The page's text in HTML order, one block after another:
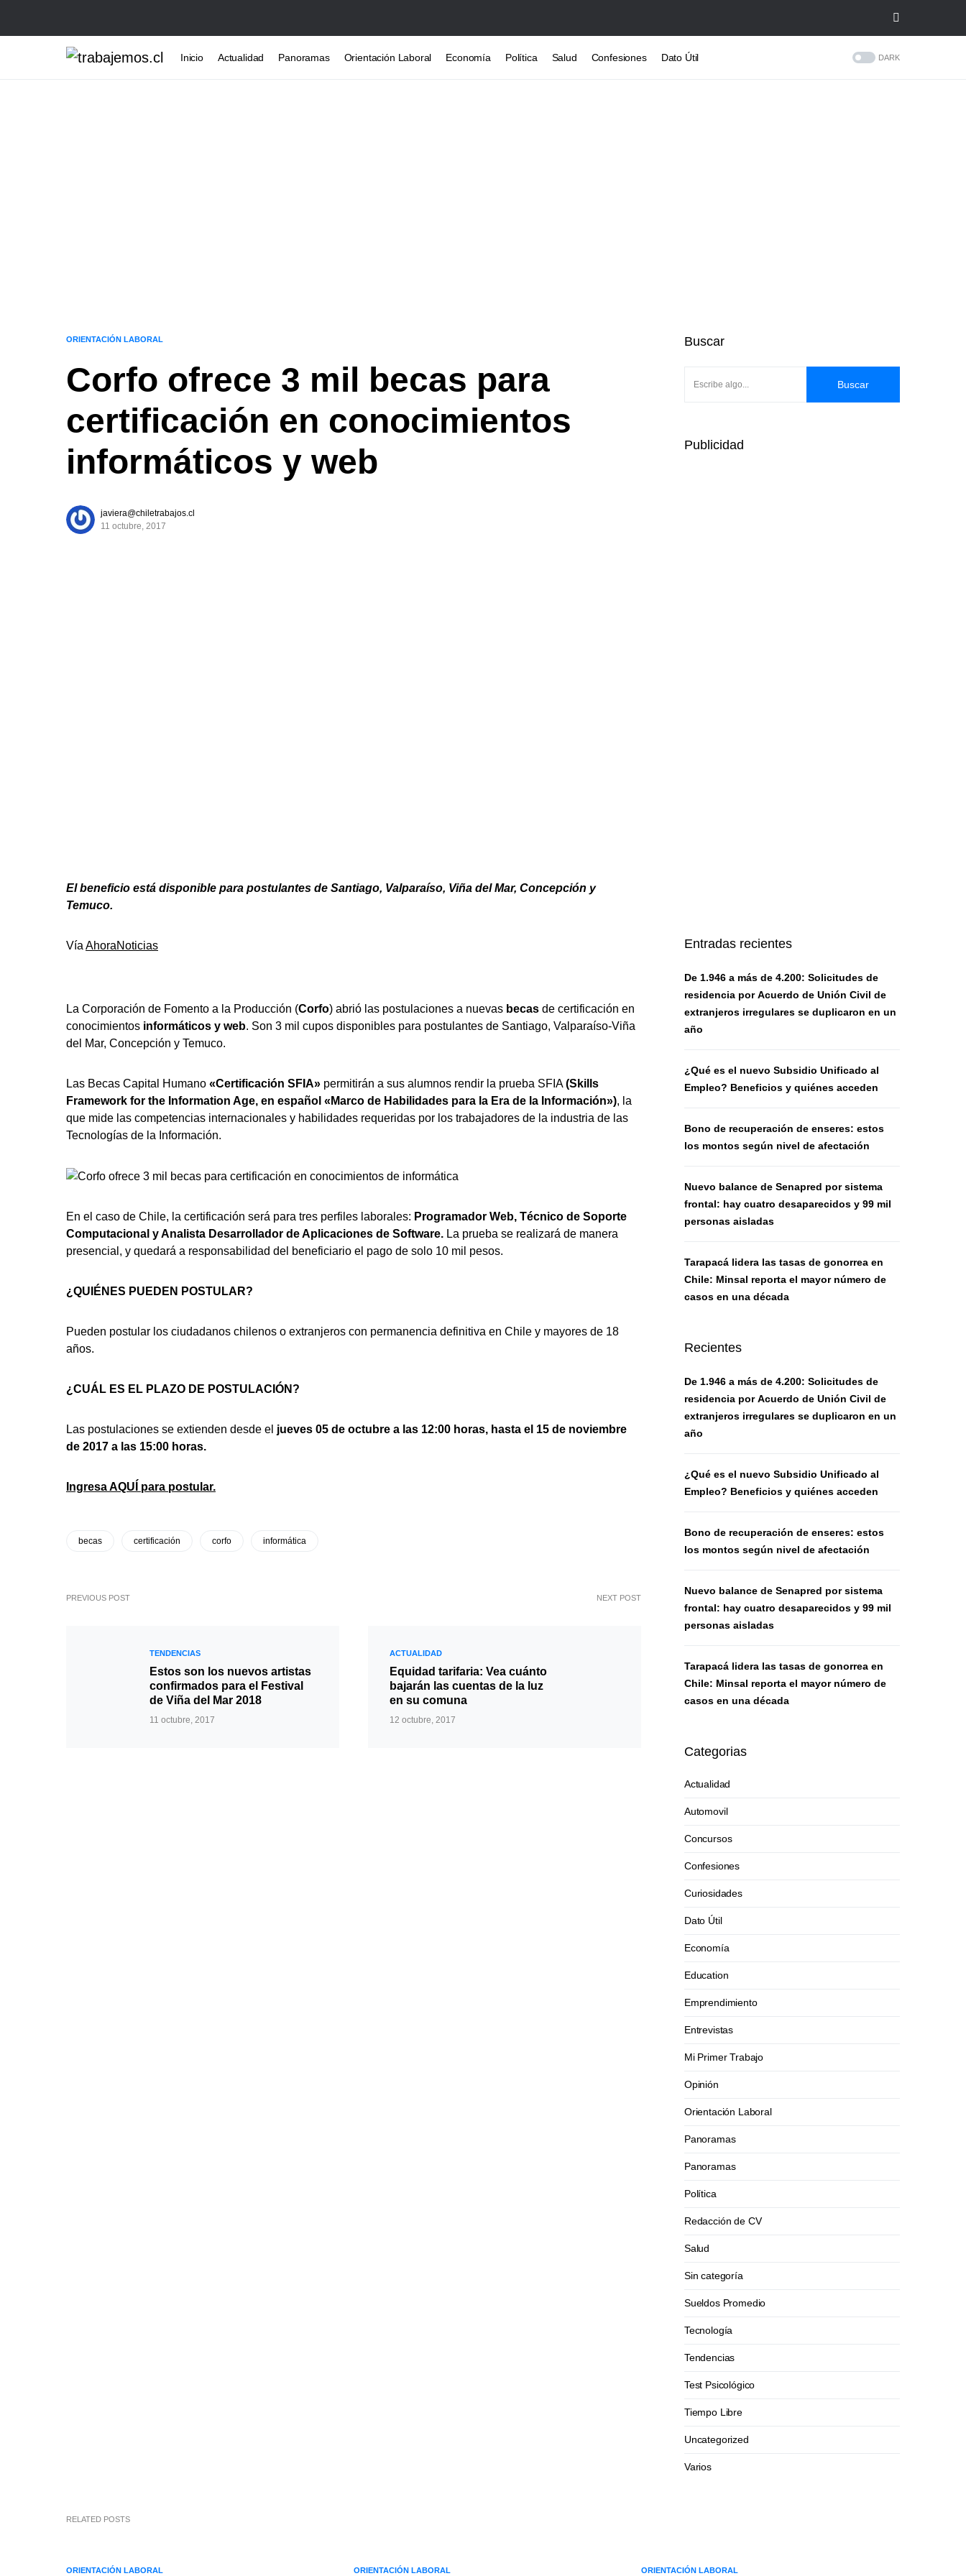
Inicio Actualidad Panoramas Orientación Laboral Economía Política Salud Confesiones Dato Útil DARK
ORIENTACIÓN LABORAL
Corfo ofrece 3 mil becas para
certificación en conocimientos
informáticos y web
javiera@chiletrabajos.cl
11 octubre, 2017
El beneficio está disponible para postulantes de Santiago, Valparaíso, Viña del Mar, Concepción y
Temuco.
Vía AhoraNoticias
La Corporación de Fomento a la Producción (Corfo) abrió las postulaciones a nuevas becas de certificación en
conocimientos informáticos y web. Son 3 mil cupos disponibles para postulantes de Santiago, Valparaíso-Viña
del Mar, Concepción y Temuco.
Las Becas Capital Humano «Certificación SFIA» permitirán a sus alumnos rendir la prueba SFIA(Skills
Framework for the Information Age, en español «Marco de Habilidades para la Era de la Información»), la
que mide las competencias internacionales y habilidades requeridas por los trabajadores de la industria de las
Tecnologías de la Información.
En el caso de Chile, la certificación será para tres perfiles laborales: Programador Web, Técnico de Soporte
Computacional y Analista Desarrollador de Aplicaciones de Software. La prueba se realizará de manera
presencial, y quedará a responsabilidad del beneficiario el pago de solo 10 mil pesos.
¿QUIÉNES PUEDEN POSTULAR?
Pueden postular los ciudadanos chilenos o extranjeros con permanencia definitiva en Chile y mayores de 18
años.
¿CUÁL ES EL PLAZO DE POSTULACIÓN?
Las postulaciones se extienden desde el jueves 05 de octubre a las 12:00 horas, hasta el 15 de noviembre
de 2017 a las 15:00 horas.
Ingresa AQUÍ para postular.
becas certificación corfo informática
PREVIOUS POST
TENDENCIAS
Estos son los nuevos artistas
confirmados para el Festival
de Viña del Mar 2018
11 octubre, 2017
NEXT POST
ACTUALIDAD
Equidad tarifaria: Vea cuánto
bajarán las cuentas de la luz
en su comuna
12 octubre, 2017
Buscar
Buscar
Publicidad
Entradas recientes
De 1.946 a más de 4.200: Solicitudes de
residencia por Acuerdo de Unión Civil de
extranjeros irregulares se duplicaron en un
año
¿Qué es el nuevo Subsidio Unificado al
Empleo? Beneficios y quiénes acceden
Bono de recuperación de enseres: estos
los montos según nivel de afectación
Nuevo balance de Senapred por sistema
frontal: hay cuatro desaparecidos y 99 mil
personas aisladas
Tarapacá lidera las tasas de gonorrea en
Chile: Minsal reporta el mayor número de
casos en una década
Recientes
De 1.946 a más de 4.200: Solicitudes de
residencia por Acuerdo de Unión Civil de
extranjeros irregulares se duplicaron en un
año
¿Qué es el nuevo Subsidio Unificado al
Empleo? Beneficios y quiénes acceden
Bono de recuperación de enseres: estos
los montos según nivel de afectación
Nuevo balance de Senapred por sistema
frontal: hay cuatro desaparecidos y 99 mil
personas aisladas
Tarapacá lidera las tasas de gonorrea en
Chile: Minsal reporta el mayor número de
casos en una década
Categorias
Actualidad
Automovil
Concursos
Confesiones
Curiosidades
Dato Útil
Economía
Education
Emprendimiento
Entrevistas
Mi Primer Trabajo
Opinión
Orientación Laboral
Panoramas
Panoramas
Política
Redacción de CV
Salud
Sin categoría
Sueldos Promedio
Tecnología
Tendencias
Test Psicológico
Tiempo Libre
Uncategorized
Varios
RELATED POSTS
ORIENTACIÓN LABORAL ORIENTACIÓN LABORAL ORIENTACIÓN LABORAL